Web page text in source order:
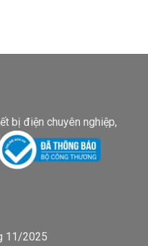
bị điện chuyên nghiệp,
11/2025